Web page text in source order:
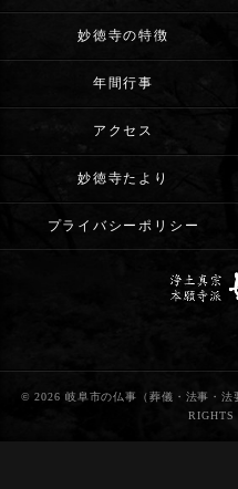
妙徳寺の特徴
年間行事
アクセス
妙徳寺たより
プライバシーポリシー
© 2026 岐阜市の仏事（葬儀・法事・
RIGHTS